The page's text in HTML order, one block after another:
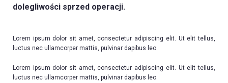
dolegliwości sprzed operacji.
Lorem ipsum dolor sit amet, consectetur adipiscing elit. Ut elit tellus,
luctus nec ullamcorper mattis, pulvinar dapibus leo.
Lorem ipsum dolor sit amet, consectetur adipiscing elit. Ut elit tellus,
luctus nec ullamcorper mattis, pulvinar dapibus leo.